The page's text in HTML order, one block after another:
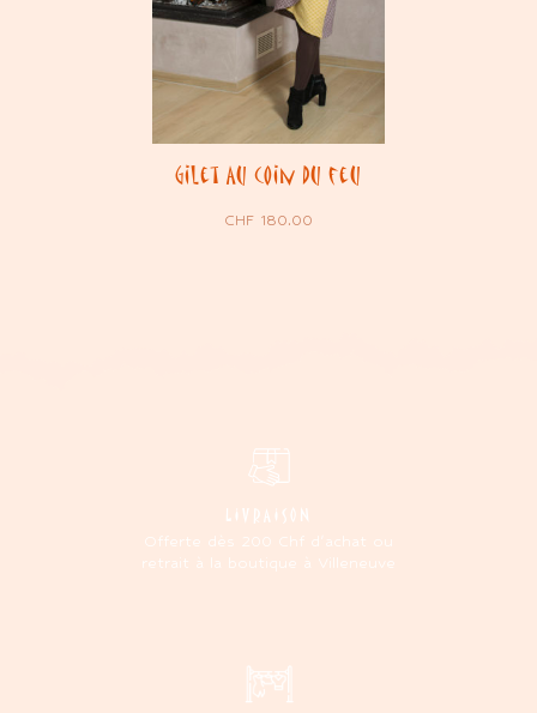
Gilet Au coin du feu
CHF 180.00
LIVRAISON
Offerte dès 200 Chf d'achat ou
retrait à la boutique à Villeneuve